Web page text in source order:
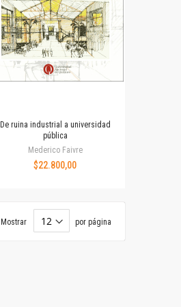
De ruina industrial a universidad
pública
Mederico Faivre
$22.800,00
Mostrar por página